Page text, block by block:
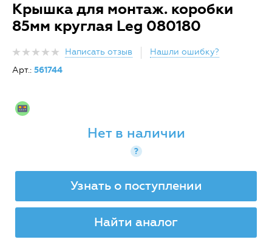
Крышка для монтаж. коробки
85мм круглая Leg 080180
Написать отзыв
Нашли ошибку?
Арт.: 561744
Нет в наличии
?
Узнать о поступлении
Найти аналог